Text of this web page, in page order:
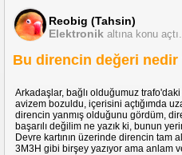
maddeden yaptırırdım ama artık
kısmıda çöp olmaya başladı.
Satın aldığım yer ile görüştüm,
ile bozulduğunu belirttim, kendileri
olabileceklerini, bunun dışında
kaç ayda onlarda elimde kalacak.
1. Su ile sürekli temas halinde olan
parça nasıl paslanan bir metalden
bir hareket ve satıcı firma bu konuda
belirtti.
Reobig (Tahsin)
Elektronik altına konu açtı.
Bu direncin değeri nedir
Arkadaşlar, bağlı olduğumuz trafo'daki
avizem bozuldu, içerisini açtığımda
direncin yanmış olduğunu gördüm,
başarılı değilim ne yazık ki, bunun
Devre kartının üzerinde direncin tam
3M3H gibi birşey yazıyor ama anlam